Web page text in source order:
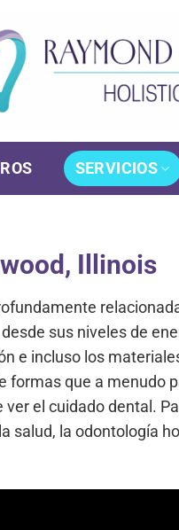
SERVICIOS
Illinois
sus niveles de
e incluso los
que a menudo
el cuidado dental.
salud, la odontología